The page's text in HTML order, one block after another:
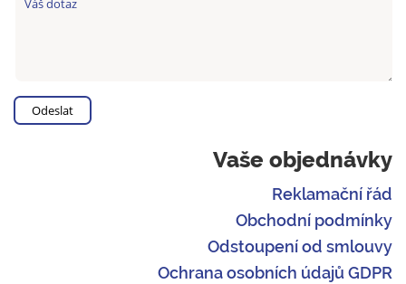
Vaše objednávky
Reklamační řád
Obchodní podmínky
Odstoupení od smlouvy
Ochrana osobních údajů GDPR